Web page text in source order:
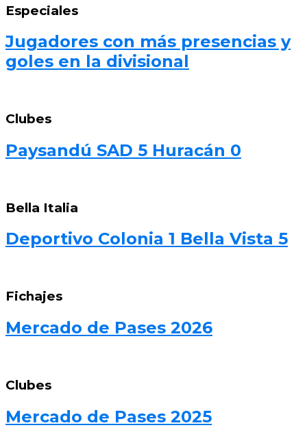
Especiales
Jugadores con más presencias y
goles en la divisional
Clubes
Paysandú SAD 5 Huracán 0
Bella Italia
Deportivo Colonia 1 Bella Vista 5
Fichajes
Mercado de Pases 2026
Clubes
Mercado de Pases 2025